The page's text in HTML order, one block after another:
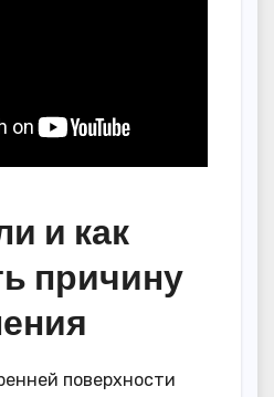
и как
причину
поверхности